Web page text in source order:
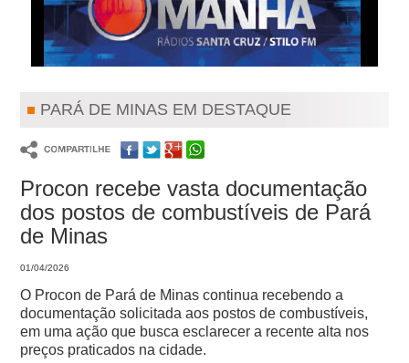
PARÁ DE MINAS EM DESTAQUE
Procon recebe vasta documentação
dos postos de combustíveis de Pará
de Minas
01/04/2026
O Procon de Pará de Minas continua recebendo a
documentação solicitada aos postos de combustíveis,
em uma ação que busca esclarecer a recente alta nos
preços praticados na cidade.